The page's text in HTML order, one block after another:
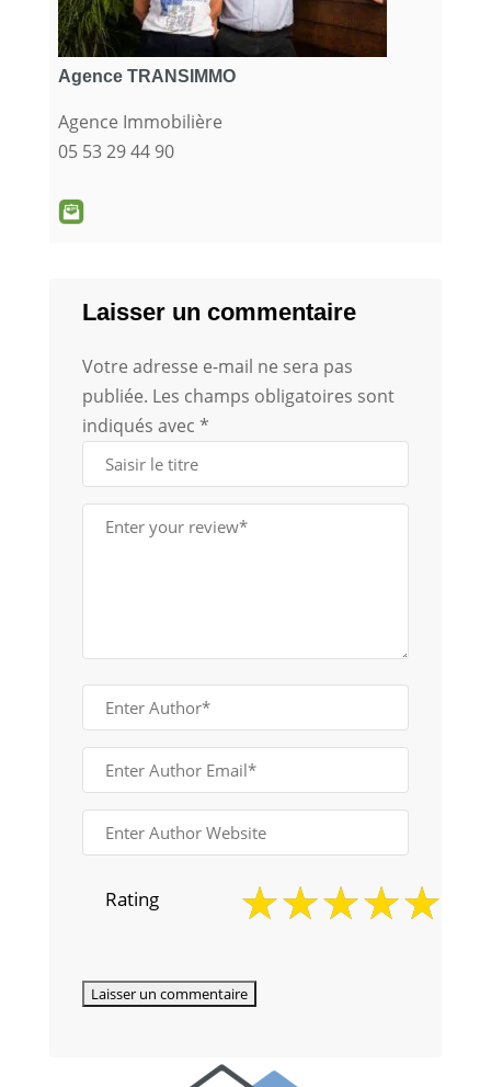
Agence TRANSIMMO
Agence Immobilière
05 53 29 44 90
Laisser un commentaire
Votre adresse e-mail ne sera pas
publiée. Les champs obligatoires sont
indiqués avec *
Rating